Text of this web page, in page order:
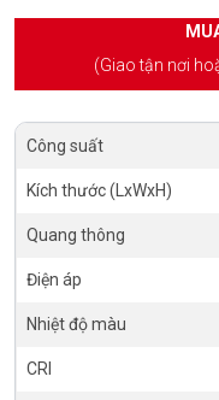
(Giao tận nơi
Công suất
Kích thước (LxWxH)
Quang thông
Điện áp
Nhiệt độ màu
CRI